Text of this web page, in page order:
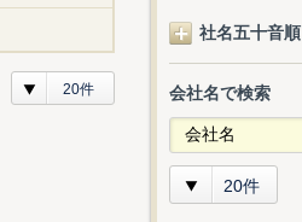
20件
社名五十音順
会社名で検索
20件